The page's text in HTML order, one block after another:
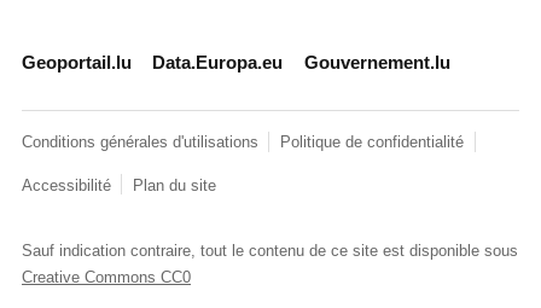
Geoportail.lu Data.Europa.eu Gouvernement.lu
Conditions générales d'utilisations Politique de confidentialité
Accessibilité Plan du site
Sauf indication contraire, tout le contenu de ce site est disponible sous
Creative Commons CC0